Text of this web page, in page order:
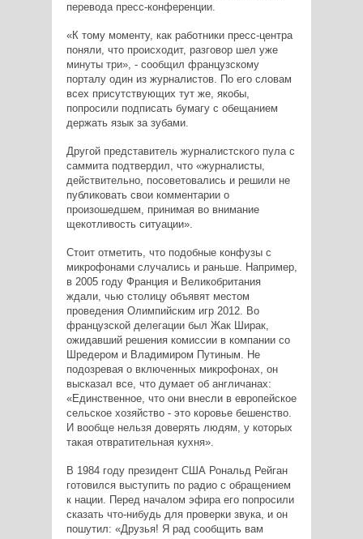
перевода пресс-конференции.
«К тому моменту, как работники пресс-центра
поняли, что происходит, разговор шел уже
минуты три», - сообщил французскому
порталу один из журналистов. По его словам
всех присутствующих тут же, якобы,
попросили подписать бумагу с обещанием
держать язык за зубами.
Другой представитель журналистского пула с
саммита подтвердил, что «журналисты,
действительно, посоветовались и решили не
публиковать свои комментарии о
произошедшем, принимая во внимание
щекотливость ситуации».
Стоит отметить, что подобные конфузы с
микрофонами случались и раньше. Например,
в 2005 году Франция и Великобритания
ждали, чью столицу объявят местом
проведения Олимпийским игр 2012. Во
французской делегации был Жак Ширак,
ожидавший решения комиссии в компании со
Шредером и Владимиром Путиным. Не
подозревая о включенных микрофонах, он
высказал все, что думает об англичанах:
«Единственное, что они внесли в европейское
сельское хозяйство - это коровье бешенство.
И вообще нельзя доверять людям, у которых
такая отвратительная кухня».
В 1984 году президент США Рональд Рейган
готовился выступить по радио с обращением
к нации. Перед началом эфира его попросили
сказать что-нибудь для проверки звука, и он
пошутил: «Друзья! Я рад сообщить вам